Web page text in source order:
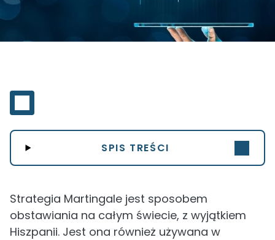
SPIS TREŚCI
Strategia Martingale jest sposobem
obstawiania na całym świecie, z wyjątkiem
Hiszpanii. Jest ona również używana w